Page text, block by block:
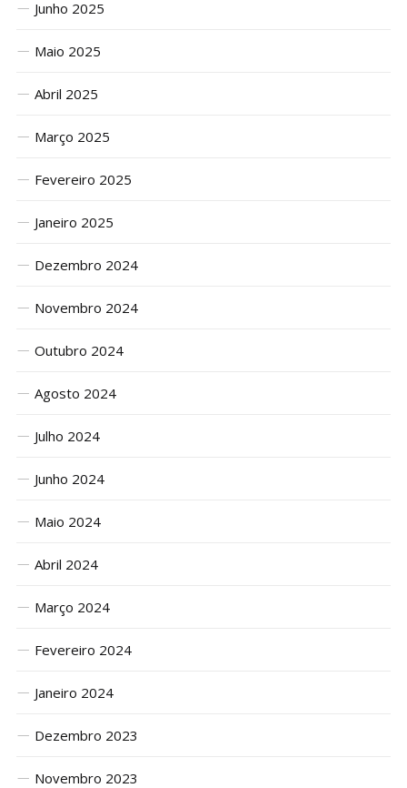
Junho 2025
Maio 2025
Abril 2025
Março 2025
Fevereiro 2025
Janeiro 2025
Dezembro 2024
Novembro 2024
Outubro 2024
Agosto 2024
Julho 2024
Junho 2024
Maio 2024
Abril 2024
Março 2024
Fevereiro 2024
Janeiro 2024
Dezembro 2023
Novembro 2023